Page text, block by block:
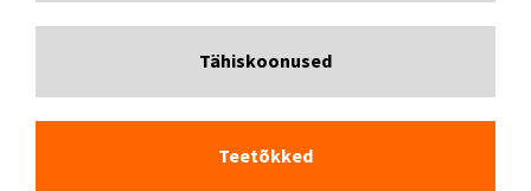
Tähiskoonused
Teetõkked